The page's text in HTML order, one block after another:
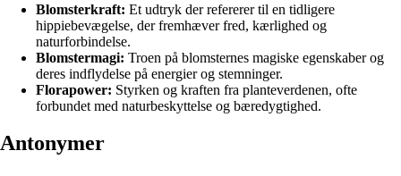
Blomsterkraft: Et udtryk der refererer til en tidligere
hippiebevægelse, der fremhæver fred, kærlighed og
naturforbindelse.
Blomstermagi: Troen på blomsternes magiske egenskaber og
deres indflydelse på energier og stemninger.
Florapower: Styrken og kraften fra planteverdenen, ofte
forbundet med naturbeskyttelse og bæredygtighed.
Antonymer